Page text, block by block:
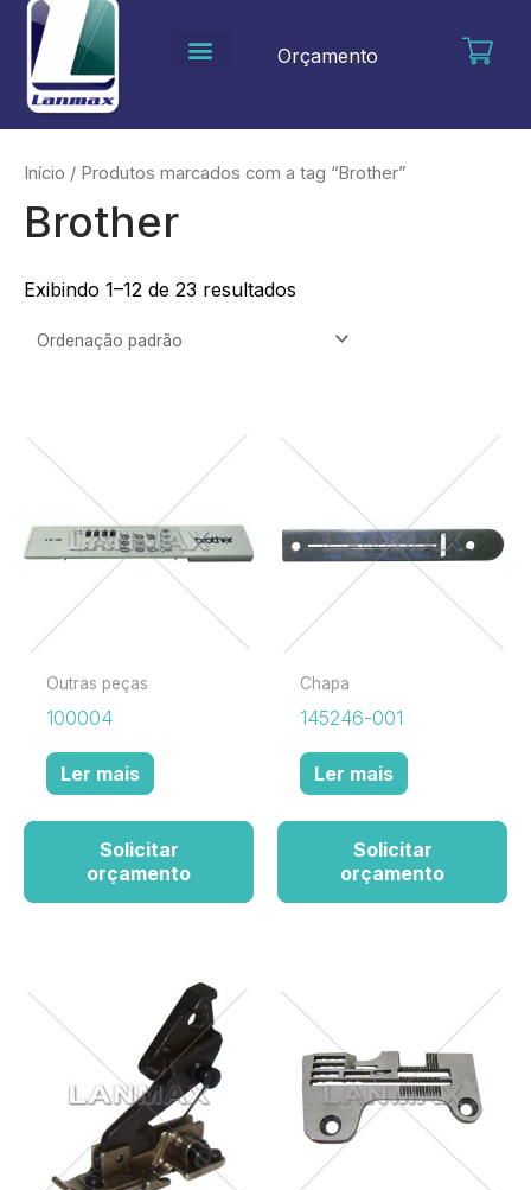
para
conteúdo
Orçamento
Início / Produtos marcados com a tag “Brother”
Brother
Exibindo 1–12 de 23 resultados
Outras peças
100004
Ler mais
Solicitar
orçamento
Chapa
145246-001
Ler mais
Solicitar
orçamento